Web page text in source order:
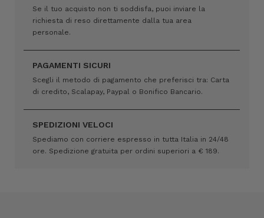
Se il tuo acquisto non ti soddisfa, puoi inviare la
richiesta di reso direttamente dalla tua area
personale.
PAGAMENTI SICURI
Scegli il metodo di pagamento che preferisci tra: Carta
di credito, Scalapay, Paypal o Bonifico Bancario.
SPEDIZIONI VELOCI
Spediamo con corriere espresso in tutta Italia in 24/48
ore. Spedizione gratuita per ordini superiori a € 189.